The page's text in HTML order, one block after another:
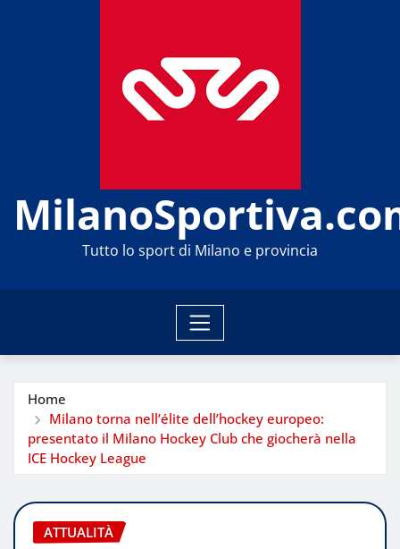
Tutto lo sport di Milano e provincia
Home
Milano torna nell’élite dell’hockey europeo:
presentato il Milano Hockey Club che giocherà nella
ICE Hockey League
ATTUALITÀ